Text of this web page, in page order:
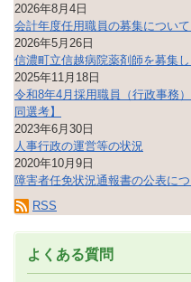
2026年8月4日
会計年度任用職員の募集について
2026年5月26日
信濃町立信越病院薬剤師を募集
2025年11月18日
令和8年4月採用職員（行政事務
同選考】
2023年6月30日
人事行政の運営等の状況
2020年10月9日
障害者任免状況通報書の公表に
RSS
よくある質問